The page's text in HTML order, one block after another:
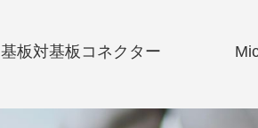
基板対基板コネクター